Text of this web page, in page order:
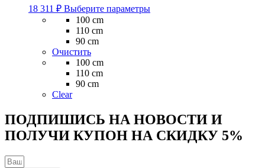
18 311 ₽ Выберите параметрыЭтот
товара.
100 cm
110 cm
90 cm
Очистить
100 cm
110 cm
90 cm
Clear
ПОДПИШИСЬ НА НОВОСТИ И
ПОЛУЧИ КУПОН НА СКИДКУ 5%